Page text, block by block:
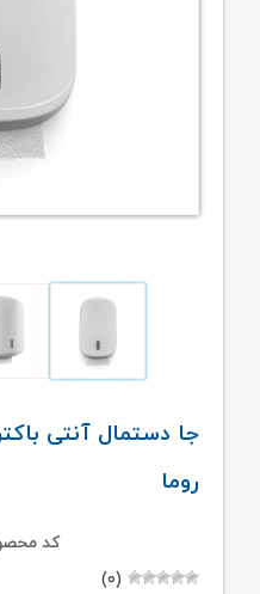
جا دستمال آنتی
روما
کد محصول
(۰)